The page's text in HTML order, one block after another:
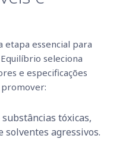
etapa essencial para
seleciona
e especificações
promover:
tóxicas,
solventes agressivos.